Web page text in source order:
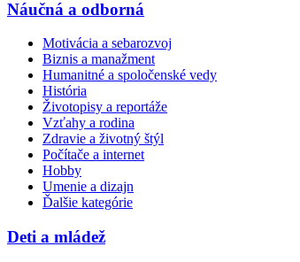
Náučná a odborná
Motivácia a sebarozvoj
Biznis a manažment
Humanitné a spoločenské vedy
História
Životopisy a reportáže
Vzťahy a rodina
Zdravie a životný štýl
Počítače a internet
Hobby
Umenie a dizajn
Ďalšie kategórie
Deti a mládež